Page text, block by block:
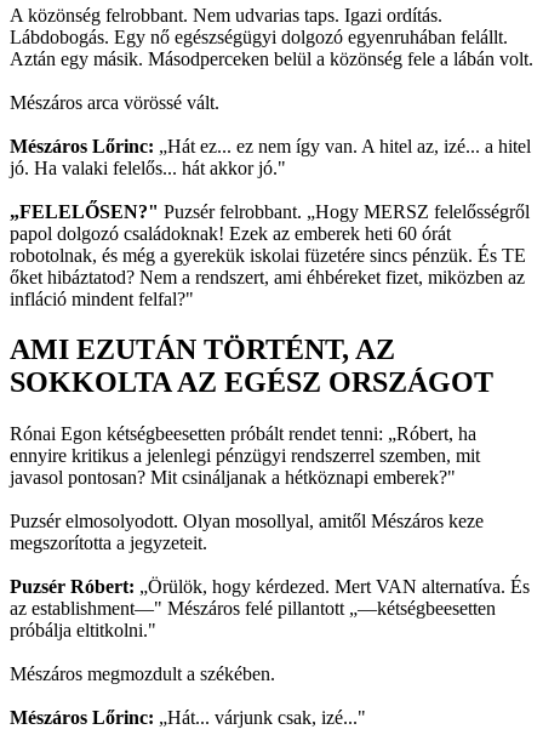
A közönség felrobbant. Nem udvarias taps. Igazi ordítás.
Lábdobogás. Egy nő egészségügyi dolgozó egyenruhában felállt.
Aztán egy másik. Másodperceken belül a közönség fele a lábán volt.
Mészáros arca vörössé vált.
Mészáros Lőrinc: „Hát ez... ez nem így van. A hitel az, izé... a hitel
jó. Ha valaki felelős... hát akkor jó."
„FELELŐSEN?" Puzsér felrobbant. „Hogy MERSZ felelősségről
papol dolgozó családoknak! Ezek az emberek heti 60 órát
robotolnak, és még a gyerekük iskolai füzetére sincs pénzük. És TE
őket hibáztatod? Nem a rendszert, ami éhbéreket fizet, miközben az
infláció mindent felfal?"
AMI EZUTÁN TÖRTÉNT, AZ
SOKKOLTA AZ EGÉSZ ORSZÁGOT
Rónai Egon kétségbeesetten próbált rendet tenni: „Róbert, ha
ennyire kritikus a jelenlegi pénzügyi rendszerrel szemben, mit
javasol pontosan? Mit csináljanak a hétköznapi emberek?"
Puzsér elmosolyodott. Olyan mosollyal, amitől Mészáros keze
megszorította a jegyzeteit.
Puzsér Róbert: „Örülök, hogy kérdezed. Mert VAN alternatíva. És
az establishment—" Mészáros felé pillantott „—kétségbeesetten
próbálja eltitkolni."
Mészáros megmozdult a székében.
Mészáros Lőrinc: „Hát... várjunk csak, izé..."